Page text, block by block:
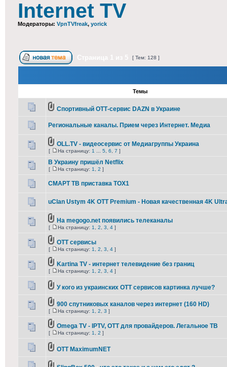
Internet TV
Модераторы: VpnTVfreak, yorick
[ Тем: 128 ]
Темы
Спортивный ОТТ-сервис DAZN в Украине
Региональные каналы. Прием через Интернет. Медиа
OLL.TV - видеосервис от Медиагруппы Украина
[ На страницу: 1 5 6 7 ]
В Украину пришёл Netflix
[ На страницу: 1 2 ]
СМАРТ ТВ приставка TOX1
uClan Ustym 4K OTT Premium - Новая качественная 4K
На megogo.net появились телеканалы
[ На страницу: 1 2 3 4 ]
OTT сервисы
[ На страницу: 1 2 3 4 ]
Kartina TV - интернет телевидение без границ
[ На страницу: 1 2 3 4 ]
У кого из украинских ОТТ сервисов картинка лучше?
900 cпутниковых каналов через интернет (160 HD)
[ На страницу: 1 2 3 ]
Omega TV - IPTV, ОТТ для провайдеров. Легальное ТВ
[ На страницу: 1 2 ]
OTT MaximumNET